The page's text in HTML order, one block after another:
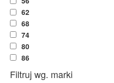
62
68
74
80
86
Filtruj wg. marki